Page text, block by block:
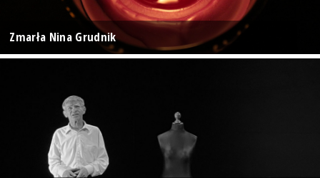
Zmarła Nina Grudnik